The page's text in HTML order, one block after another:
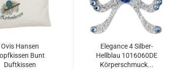
Ovis Hansen
Bunt
Duftkissen
Elegance 4 Silber-
Hellblau 1016060DE
Körperschmuck...